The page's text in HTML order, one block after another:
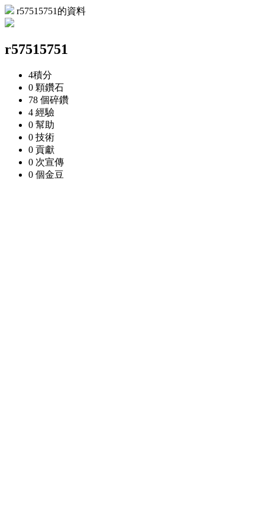
r57515751的資料
r57515751
4積分
0 顆鑽石
78 個碎鑽
4 經驗
0 幫助
0 技術
0 貢獻
0 次宣傳
0 個金豆